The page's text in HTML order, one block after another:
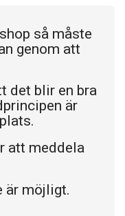
så måste
genom att
det blir en bra
är
att meddela
är möjligt.